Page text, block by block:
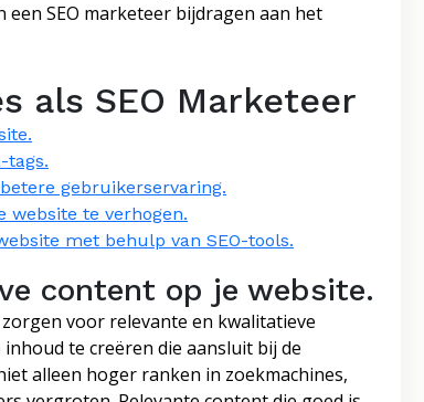
SEO marketeer bijdragen aan het
als SEO Marketeer
tags.
gebruikerservaring.
website te verhogen.
met behulp van SEO-tools.
content op je website.
voor relevante en kwalitatieve
te creëren die aansluit bij de
alleen hoger ranken in zoekmachines,